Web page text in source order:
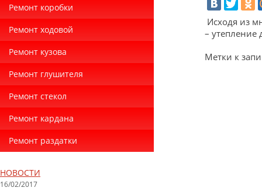
Ремонт коробки
Ремонт ходовой
Ремонт кузова
Ремонт глушителя
Ремонт стекол
Ремонт кардана
Ремонт раздатки
НОВОСТИ
16/02/2017
Исходя из
– утепление
Метки к